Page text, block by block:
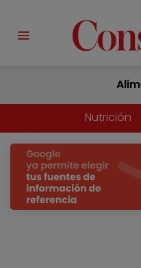
Nutrición